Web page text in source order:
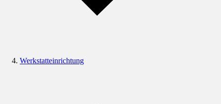
Werkstatteinrichtung